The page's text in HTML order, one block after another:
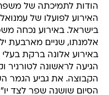
הודות לתמיכתה של
האירוע לפועלו של
בישראל. באירוע נכחה
אלמנתו, שניים מארבעת
באירוע אלונה ברקת
הגיעה לראשונה לטורניר
הקבוצה. את גביע הגמר
הסיום שושנה שפר לצד